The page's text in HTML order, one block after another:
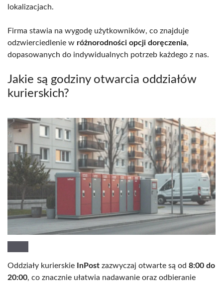
lokalizacjach.
Firma stawia na wygodę użytkowników, co znajduje
odzwierciedlenie w różnorodności opcji doręczenia,
dopasowanych do indywidualnych potrzeb każdego z nas.
Jakie są godziny otwarcia oddziałów
kurierskich?
Oddziały kurierskie InPost zazwyczaj otwarte są od 8:00 do
20:00, co znacznie ułatwia nadawanie oraz odbieranie